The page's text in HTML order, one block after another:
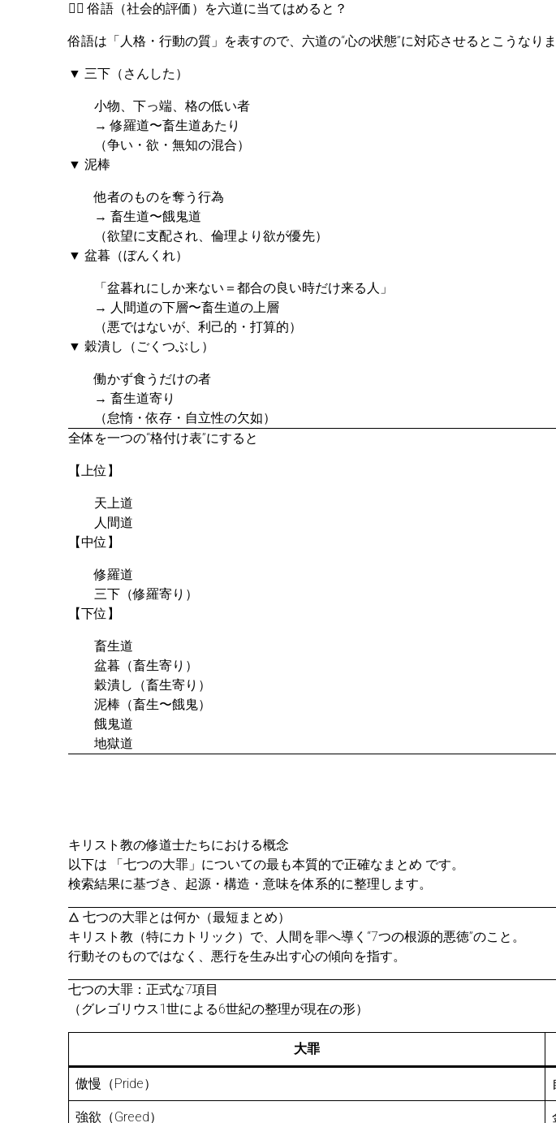
🧍‍♂️ 俗語（社会的評価）を六道に当てはめると？
俗語は「人格・行動の質」を表すので、六道の“心の状態”に対応させるとこうなりま
▼ 三下（さんした）
小物、下っ端、格の低い者
→ 修羅道〜畜生道あたり
（争い・欲・無知の混合）
▼ 泥棒
他者のものを奪う行為
→ 畜生道〜餓鬼道
（欲望に支配され、倫理より欲が優先）
▼ 盆暮（ぼんくれ）
「盆暮れにしか来ない＝都合の良い時だけ来る人」
→ 人間道の下層〜畜生道の上層
（悪ではないが、利己的・打算的）
▼ 穀潰し（ごくつぶし）
働かず食うだけの者
→ 畜生道寄り
（怠惰・依存・自立性の欠如）
全体を一つの“格付け表”にすると
【上位】
天上道
人間道
【中位】
修羅道
三下（修羅寄り）
【下位】
畜生道
盆暮（畜生寄り）
穀潰し（畜生寄り）
泥棒（畜生〜餓鬼）
餓鬼道
地獄道
キリスト教の修道士たちにおける概念
以下は 「七つの大罪」についての最も本質的で正確なまとめ です。
検索結果に基づき、起源・構造・意味を体系的に整理します。
🜂 七つの大罪とは何か（最短まとめ）
キリスト教（特にカトリック）で、人間を罪へ導く“7つの根源的悪徳”のこと。
行動そのものではなく、悪行を生み出す心の傾向を指す。
七つの大罪：正式な7項目
（グレゴリウス1世による6世紀の整理が現在の形）
大罪
傲慢（Pride）
強欲（Greed）